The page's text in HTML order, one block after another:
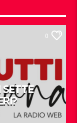
0
SETTE